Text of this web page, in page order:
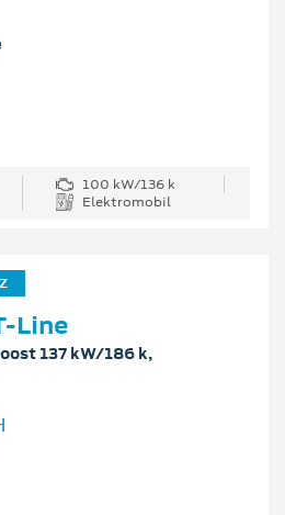
100 kW/136 k
Elektromobil
Line
137 kW/186 k,